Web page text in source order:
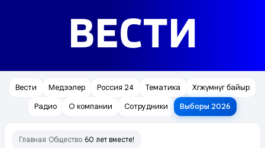
ВЕСТИ
Вести Медээлер Россия 24 Тематика
Хөгжүмнүг байыр
Радио
О компании Сотрудники Выборы 2026
Главная Общество 60 лет вместе!